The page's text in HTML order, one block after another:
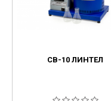
СВ-10 ЛИНТЕЛ